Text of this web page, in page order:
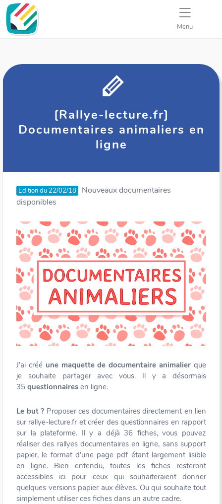
Menu
[Rallye-lecture.fr]
Documentaires animaliers en
ligne
Edition du 22/02/18
Nouveaux documentaires
disponibles
J’ai créé une maquette de documentaire animalier que
je souhaite partager avec vous. Il y a désormais
35 questionnaires en ligne.
Le but ? Proposer ces documentaires directement en lien
sur rallye-lecture.fr et créer des questionnaires en rapport
sur la plateforme. Il y a déjà 36 fiches, vous pouvez
réaliser des rallyes documentaires en ligne, sans support
papier, le format d’une page pdf étant largement lisible
en ligne. Bien entendu, toutes les fiches resteront
accessibles ici pour ceux qui souhaiteraient donner
quelques versions papier aux élèves. Ou qui souhaite tout
simplement utiliser ces fiches dans un autre cadre.